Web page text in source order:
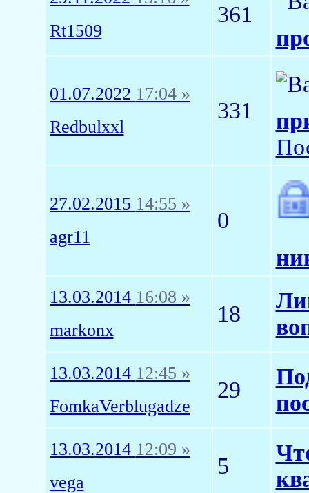
Rt1509
361
01.07.2022 17:04 »
Redbulxxl
331
27.02.2015 14:55 »
agr11
0
13.03.2014 16:08 »
markonx
18
13.03.2014 12:45 »
FomkaVerblugadze
29
13.03.2014 12:09 »
vega
5